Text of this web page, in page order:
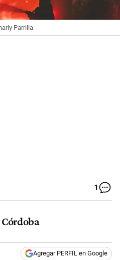
Parrilla
1
Agregar PERFIL en Google